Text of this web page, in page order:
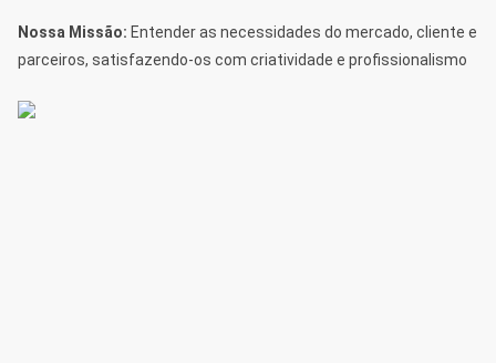
Nossa Missão: Entender as necessidades do mercado, cliente e
parceiros, satisfazendo-os com criatividade e profissionalismo